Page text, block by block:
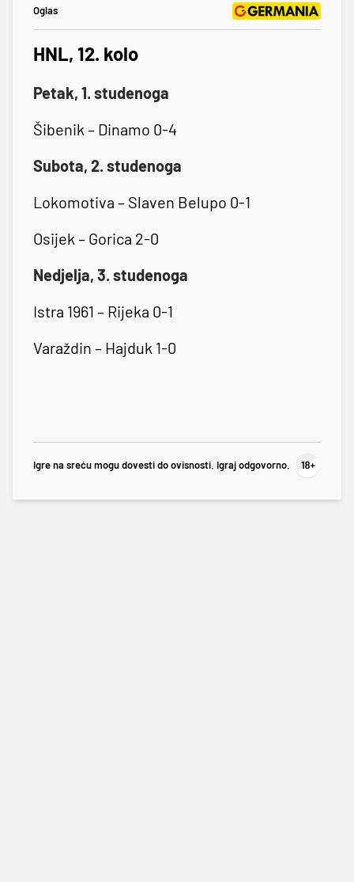
Oglas
HNL, 12. kolo
Petak, 1. studenoga
Šibenik – Dinamo 0-4
Subota, 2. studenoga
Lokomotiva – Slaven Belupo 0-1
Osijek – Gorica 2-0
Nedjelja, 3. studenoga
Istra 1961 – Rijeka 0-1
Varaždin – Hajduk 1-0
Igre na sreću mogu dovesti do ovisnosti. Igraj odgovorno.